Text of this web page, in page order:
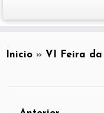
Inicio » VI Feira